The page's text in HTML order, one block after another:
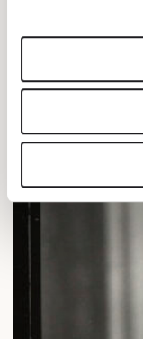
samarbetar med.
tillhandahållit
Om du vill läsa